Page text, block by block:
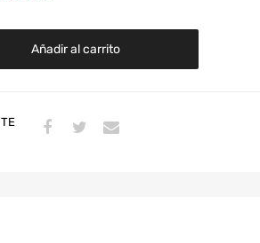
Añadir al carrito